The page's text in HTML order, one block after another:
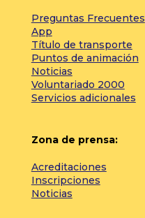
Preguntas Frecuentes
App
Título de transporte
Puntos de animación
Noticias
Voluntariado 2000
Servicios adicionales
Zona de prensa:
Acreditaciones
Inscripciones
Noticias